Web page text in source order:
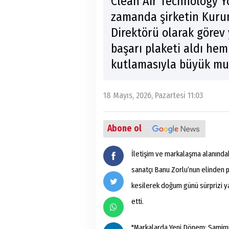
zamanda şirketin
Direktörü olarak görev
başarı plaketi aldı
kutlamasıyla büyük
18 Mayıs, 2026, Pazartesi 11:03
Abone ol
İletişim ve markalaşma
sanatçı Banu Zorlu’nun
kesilerek doğum günü sürprizi
etti.